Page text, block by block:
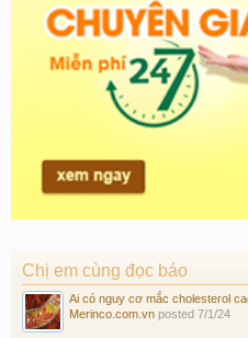
Chị em cùng đọc báo
Ai có nguy cơ mắc cholesterol
Merinco.com.vn posted 7/1/24